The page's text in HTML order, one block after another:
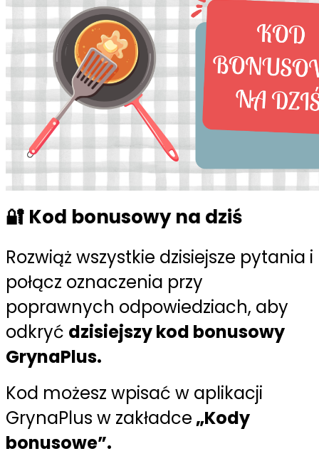
🔐 Kod bonusowy na dziś
Rozwiąż wszystkie dzisiejsze pytania i
połącz oznaczenia przy
poprawnych odpowiedziach, aby
odkryć dzisiejszy kod bonusowy
GrynaPlus.
Kod możesz wpisać w aplikacji
GrynaPlus w zakładce „Kody
bonusowe”.